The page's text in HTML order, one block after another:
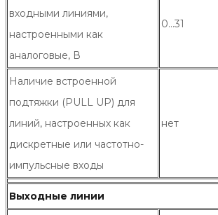
входными линиями,
настроенными как
аналоговые, В
0…31
Наличие встроенной
подтяжки (PULL UP) для
линий, настроенных как
дискретные или частотно-
импульсные входы
нет
Выходные линии